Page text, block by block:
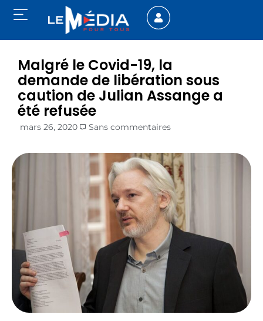
Malgré le Covid-19, la
demande de libération sous
caution de Julian Assange a
été refusée
mars 26, 2020 Sans commentaires